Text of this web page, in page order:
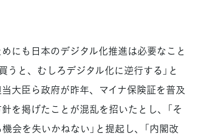
にも日本のデジタル化推進は必要なこと
と、むしろデジタル化に逆行する」と
大臣ら政府が昨年、マイナ保険証を普及
を掲げたことが混乱を招いたとし、「そ
会を失いかねない」と提起し、「内閣改